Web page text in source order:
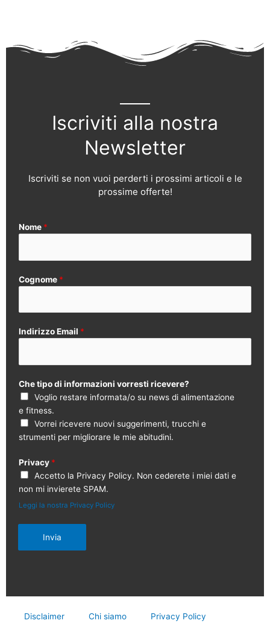
Iscriviti alla nostra
Newsletter
Iscriviti se non vuoi perderti i prossimi articoli e le
prossime offerte!
Nome *
Cognome *
Indirizzo Email *
Che tipo di informazioni vorresti ricevere?
Voglio restare informata/o su news di alimentazione
e fitness.
Vorrei ricevere nuovi suggerimenti, trucchi e
strumenti per migliorare le mie abitudini.
Privacy *
Accetto la Privacy Policy. Non cederete i miei dati e
non mi invierete SPAM.
Leggi la nostra Privacy Policy
Invia
Disclaimer Chi siamo Privacy Policy